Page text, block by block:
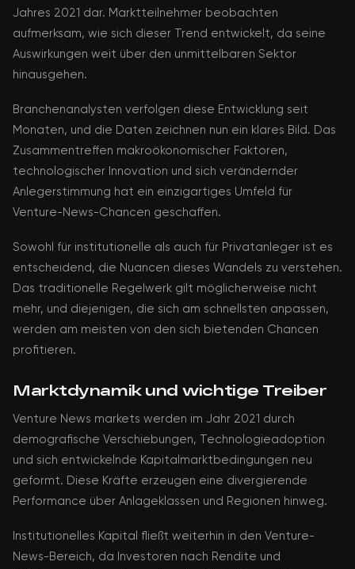
Jahres 2021 dar. Marktteilnehmer beobachten
aufmerksam, wie sich dieser Trend entwickelt, da seine
Auswirkungen weit über den unmittelbaren Sektor
hinausgehen.
Branchenanalysten verfolgen diese Entwicklung seit
Monaten, und die Daten zeichnen nun ein klares Bild. Das
Zusammentreffen makroökonomischer Faktoren,
technologischer Innovation und sich verändernder
Anlegerstimmung hat ein einzigartiges Umfeld für
Venture-News-Chancen geschaffen.
Sowohl für institutionelle als auch für Privatanleger ist es
entscheidend, die Nuancen dieses Wandels zu verstehen.
Das traditionelle Regelwerk gilt möglicherweise nicht
mehr, und diejenigen, die sich am schnellsten anpassen,
werden am meisten von den sich bietenden Chancen
profitieren.
Marktdynamik und wichtige Treiber
Venture News markets werden im Jahr 2021 durch
demografische Verschiebungen, Technologieadoption
und sich entwickelnde Kapitalmarktbedingungen neu
geformt. Diese Kräfte erzeugen eine divergierende
Performance über Anlageklassen und Regionen hinweg.
Institutionelles Kapital fließt weiterhin in den Venture-
News-Bereich, da Investoren nach Rendite und